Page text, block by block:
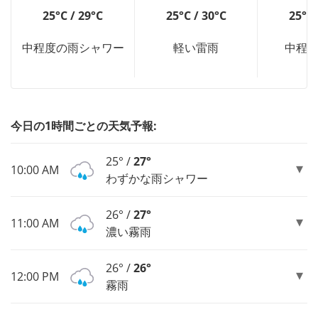
25°C / 29°C
中程度の雨シャワー
25°C / 30°C
軽い雷雨
25°C
中程
今日の1時間ごとの天気予報:
10:00 AM
25° /27°
わずかな雨シャワー
11:00 AM
26° /27°
濃い霧雨
12:00 PM
26° /26°
霧雨